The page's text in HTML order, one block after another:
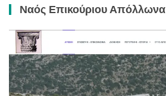
Ναός Επικούριου Απόλλωνα